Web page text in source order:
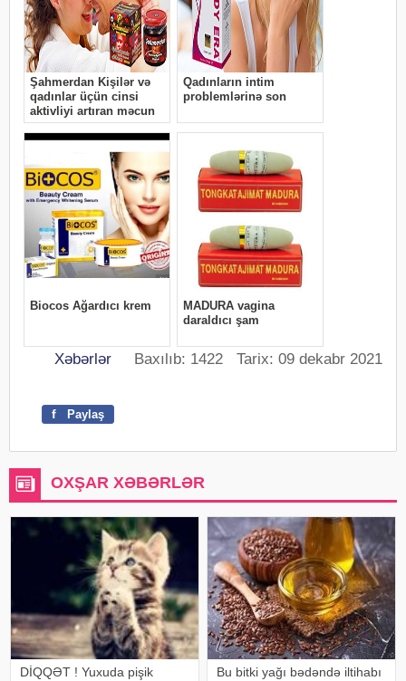
Xəbərlər Baxılıb: 1422 Tarix: 09 dekabr 2021
f Paylaş
OXŞAR XƏBƏRLƏR
DİQQƏT ! Yuxuda pişik
Bu bitki yağı bədəndə iltihabı